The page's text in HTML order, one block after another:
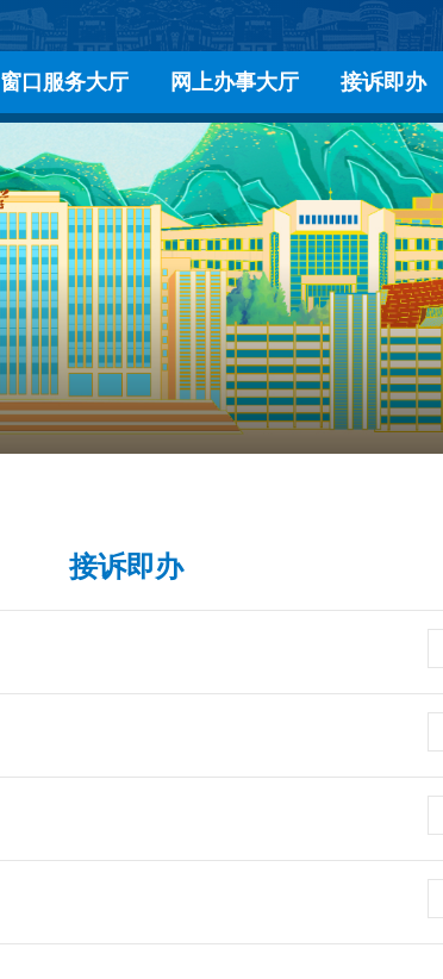
窗口服务大厅 网上办事大厅 接诉即办
首页 - 窗口服务
接诉即办